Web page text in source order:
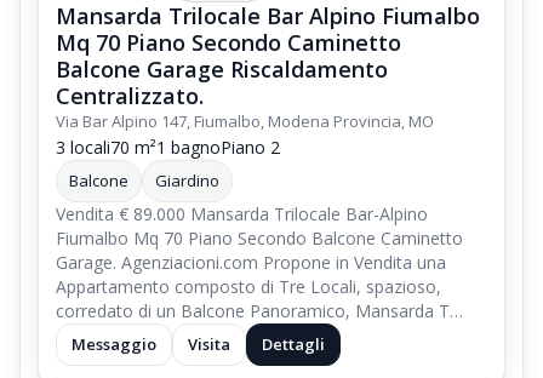
Mansarda Trilocale Bar Alpino Fiumalbo
Mq 70 Piano Secondo Caminetto
Balcone Garage Riscaldamento
Centralizzato.
Via Bar Alpino 147, Fiumalbo, Modena Provincia, MO
3 locali70 m²1 bagnoPiano 2
Balcone Giardino
Vendita € 89.000 Mansarda Trilocale Bar-Alpino
Fiumalbo Mq 70 Piano Secondo Balcone Caminetto
Garage. Agenziacioni.com Propone in Vendita una
Appartamento composto di Tre Locali, spazioso,
corredato di un Balcone Panoramico, Mansarda T…
Messaggio Visita Dettagli